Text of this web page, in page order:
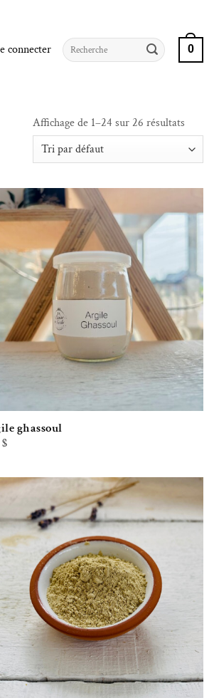
connecter
Recherche
pour :
0
Affichage de 1–24 sur 26 résultats
Ajouter à la liste de souhaits
ghassoul
$
Ajouter à la liste de souhaits